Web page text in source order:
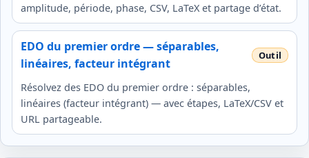
amplitude, période, phase, CSV, LaTeX et partage d’état.
EDO du premier ordre — séparables,
linéaires, facteur intégrant
Résolvez des EDO du premier ordre : séparables,
linéaires (facteur intégrant) — avec étapes, LaTeX/CSV et
URL partageable.